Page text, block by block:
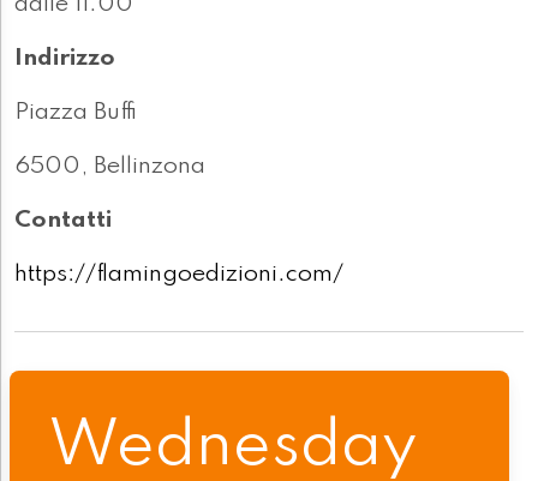
dalle 11.00
Indirizzo
Piazza Buffi
6500, Bellinzona
Contatti
https://flamingoedizioni.com/
Wednesday